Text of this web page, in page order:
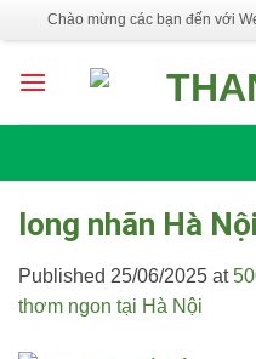
to
content
Chào mừng các bạn đến với
long nhãn Hà Nội
Published 25/06/2025 at
thơm ngon tại Hà Nội